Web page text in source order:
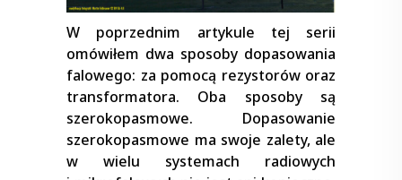
W poprzednim artykule tej serii
omówiłem dwa sposoby dopasowania
falowego: za pomocą rezystorów oraz
transformatora. Oba sposoby są
szerokopasmowe. Dopasowanie
szerokopasmowe ma swoje zalety, ale
w wielu systemach radiowych